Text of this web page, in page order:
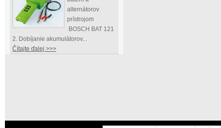
alternátorov
prístrojom
BOSCH BAT 121
2. Dobíjanie akumulátorov...
Čítajte ďalej >>>